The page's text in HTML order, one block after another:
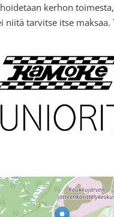
kerhon
niitä tarvitse itse maksaa.